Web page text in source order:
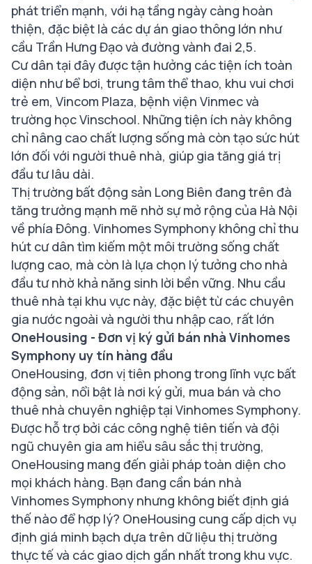
phát triển mạnh, với hạ tầng ngày càng hoàn
thiện, đặc biệt là các dự án giao thông lớn như
cầu Trần Hưng Đạo và đường vành đai 2,5​.
Cư dân tại đây được tận hưởng các tiện ích toàn
diện như bể bơi, trung tâm thể thao, khu vui chơi
trẻ em, Vincom Plaza, bệnh viện Vinmec và
trường học Vinschool. Những tiện ích này không
chỉ nâng cao chất lượng sống mà còn tạo sức hút
lớn đối với người thuê nhà, giúp gia tăng giá trị
đầu tư lâu dài​.
Thị trường bất động sản Long Biên đang trên đà
tăng trưởng mạnh mẽ nhờ sự mở rộng của Hà Nội
về phía Đông. Vinhomes Symphony không chỉ thu
hút cư dân tìm kiếm một môi trường sống chất
lượng cao, mà còn là lựa chọn lý tưởng cho nhà
đầu tư nhờ khả năng sinh lời bền vững. Nhu cầu
thuê nhà tại khu vực này, đặc biệt từ các chuyên
gia nước ngoài và người thu nhập cao, rất lớn​
OneHousing - Đơn vị ký gửi bán nhà Vinhomes
Symphony uy tín hàng đầu
OneHousing, đơn vị tiên phong trong lĩnh vực bất
động sản, nổi bật là nơi ký gửi, mua bán và cho
thuê nhà chuyên nghiệp tại Vinhomes Symphony.
Được hỗ trợ bởi các công nghệ tiên tiến và đội
ngũ chuyên gia am hiểu sâu sắc thị trường,
OneHousing mang đến giải pháp toàn diện cho
mọi khách hàng. Bạn đang cần bán nhà
Vinhomes Symphony nhưng không biết định giá
thế nào để hợp lý? OneHousing cung cấp dịch vụ
định giá minh bạch dựa trên dữ liệu thị trường
thực tế và các giao dịch gần nhất trong khu vực.